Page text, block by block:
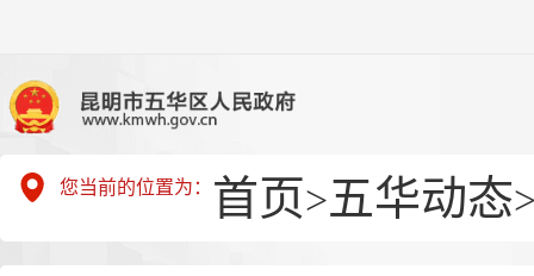
您当前的位置为： 首页>五华动态